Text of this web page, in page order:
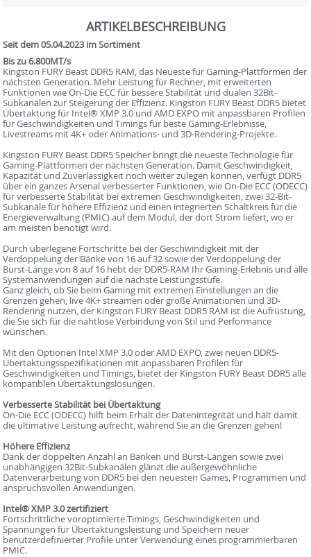
ARTIKELBESCHREIBUNG
Seit dem 05.04.2023 im Sortiment
Bis zu 6.800MT/s
Kingston FURY Beast DDR5 RAM, das Neueste für Gaming-Plattformen der
nächsten Generation. Mehr Leistung für Rechner, mit erweiterten
Funktionen wie On-Die ECC für bessere Stabilität und dualen 32Bit-
Subkanälen zur Steigerung der Effizienz. Kingston FURY Beast DDR5 bietet
Übertaktung für Intel® XMP 3.0 und AMD EXPO mit anpassbaren Profilen
für Geschwindigkeiten und Timings für beste Gaming-Erlebnisse,
Livestreams mit 4K+ oder Animations- und 3D-Rendering-Projekte.
Kingston FURY Beast DDR5 Speicher bringt die neueste Technologie für
Gaming-Plattformen der nächsten Generation. Damit Geschwindigkeit,
Kapazität und Zuverlässigkeit noch weiter zulegen können, verfügt DDR5
über ein ganzes Arsenal verbesserter Funktionen, wie On-Die ECC (ODECC)
für verbesserte Stabilität bei extremen Geschwindigkeiten, zwei 32-Bit-
Subkanäle für höhere Effizienz und einen integrierten Schaltkreis für die
Energieverwaltung (PMIC) auf dem Modul, der dort Strom liefert, wo er
am meisten benötigt wird.
Durch überlegene Fortschritte bei der Geschwindigkeit mit der
Verdoppelung der Bänke von 16 auf 32 sowie der Verdoppelung der
Burst-Länge von 8 auf 16 hebt der DDR5-RAM Ihr Gaming-Erlebnis und alle
Systemanwendungen auf die nächste Leistungsstufe.
Ganz gleich, ob Sie beim Gaming mit extremen Einstellungen an die
Grenzen gehen, live 4K+ streamen oder große Animationen und 3D-
Rendering nutzen, der Kingston FURY Beast DDR5 RAM ist die Aufrüstung,
die Sie sich für die nahtlose Verbindung von Stil und Performance
wünschen.
Mit den Optionen Intel XMP 3.0 oder AMD EXPO, zwei neuen DDR5-
Übertaktungsspezifikationen mit anpassbaren Profilen für
Geschwindigkeiten und Timings, bietet der Kingston FURY Beast DDR5 alle
kompatiblen Übertaktungslösungen.
Verbesserte Stabilität bei Übertaktung
On-Die ECC (ODECC) hilft beim Erhalt der Datenintegrität und hält damit
die ultimative Leistung aufrecht, während Sie an die Grenzen gehen!
Höhere Effizienz
Dank der doppelten Anzahl an Bänken und Burst-Längen sowie zwei
unabhängigen 32Bit-Subkanälen glänzt die außergewöhnliche
Datenverarbeitung von DDR5 bei den neuesten Games, Programmen und
anspruchsvollen Anwendungen.
Intel® XMP 3.0 zertifiziert
Fortschrittliche voroptimierte Timings, Geschwindigkeiten und
Spannungen für Übertaktungsleistung und Speichern neuer
benutzerdefinierter Profile unter Verwendung eines programmierbaren
PMIC.